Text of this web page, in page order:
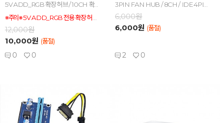
5V ADD_RGB 확장 허브 / 10CH 확장 / 전원 연장 / 메인보드 동기화 가능(AURASYNC, MYSTIC LIGHT)
12,000원
10,000원 (품절)
0 0
6,000원
6,000원 (품절)
2 0